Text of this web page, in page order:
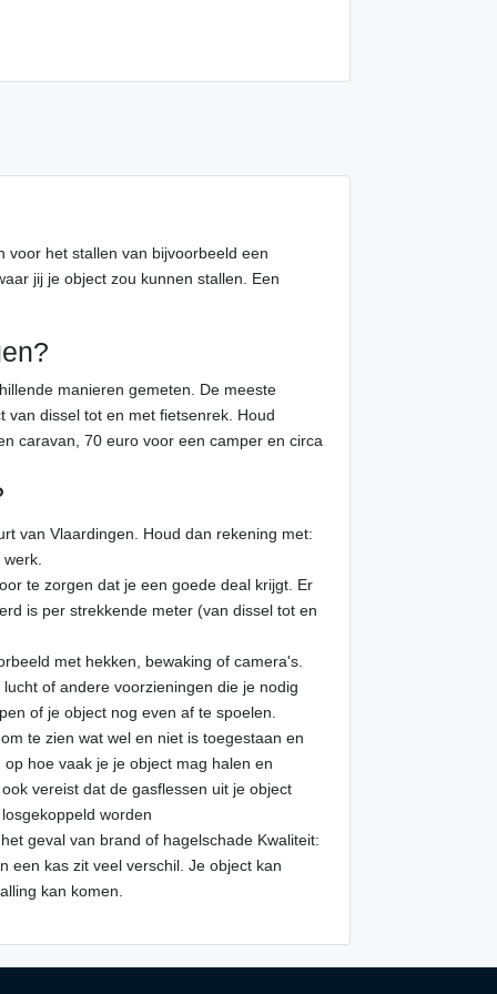
voor het stallen van bijvoorbeeld een
jij je object zou kunnen stallen. Een
manieren gemeten. De meeste
dissel tot en met fietsenrek. Houd
caravan, 70 euro voor een camper en circa
van Vlaardingen. Houd dan rekening met:
te zorgen dat je een goede deal krijgt. Er
is per strekkende meter (van dissel tot en
met hekken, bewaking of camera's.
of andere voorzieningen die je nodig
of je object nog even af te spoelen.
te zien wat wel en niet is toegestaan en
hoe vaak je je object mag halen en
vereist dat de gasflessen uit je object
worden
geval van brand of hagelschade Kwaliteit:
een kas zit veel verschil. Je object kan
kan komen.